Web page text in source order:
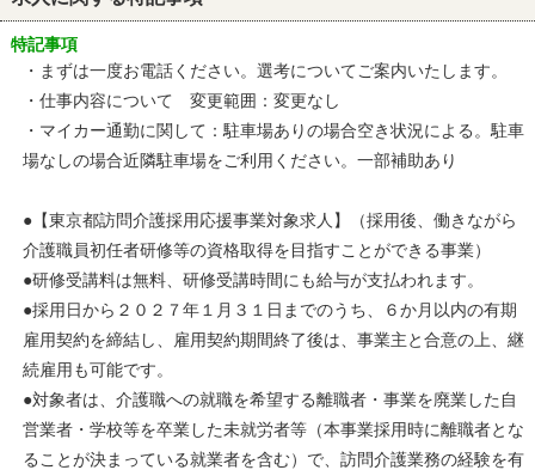
特記事項
・まずは一度お電話ください。選考についてご案内いたします。
・仕事内容について 変更範囲：変更なし
・マイカー通勤に関して：駐車場ありの場合空き状況による。駐車
場なしの場合近隣駐車場をご利用ください。一部補助あり
●【東京都訪問介護採用応援事業対象求人】（採用後、働きながら
介護職員初任者研修等の資格取得を目指すことができる事業）
●研修受講料は無料、研修受講時間にも給与が支払われます。
●採用日から２０２７年１月３１日までのうち、６か月以内の有期
雇用契約を締結し、雇用契約期間終了後は、事業主と合意の上、継
続雇用も可能です。
●対象者は、介護職への就職を希望する離職者・事業を廃業した自
営業者・学校等を卒業した未就労者等（本事業採用時に離職者とな
ることが決まっている就業者を含む）で、訪問介護業務の経験を有